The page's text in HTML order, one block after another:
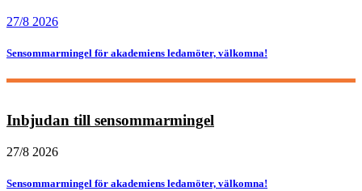
27/8 2026
Sensommarmingel för akademiens ledamöter, välkomna!
Inbjudan till sensommarmingel
27/8 2026
Sensommarmingel för akademiens ledamöter, välkomna!